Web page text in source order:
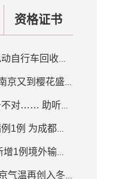
资格证书
深圳启动超标电动自行车回收置换补贴活动 补贴200元-800元不等
眼下“文学之都”南京又到樱花盛开的季节
价格虚高、型号不对…… 助听器质量良莠不齐
四川新增确诊病例1例 为成都入境人员隔离场所工作人员
北京12月16日新增1例境外输入确诊病例
-7.5℃！今早北京气温再创入冬新低 白天最高气温-1℃